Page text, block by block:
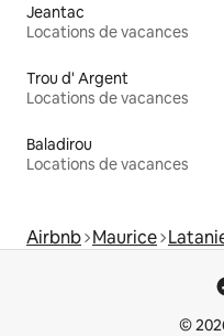
Jeantac
Locations de vacances
Trou d' Argent
Locations de vacances
Baladirou
Locations de vacances
Airbnb Maurice
©